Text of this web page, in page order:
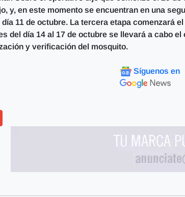
y, en este momento se encuentran en una
11 de octubre. La tercera etapa comenzará
del día 14 al 17 de octubre se llevará a cabo
y verificación del mosquito.
Síguenos en